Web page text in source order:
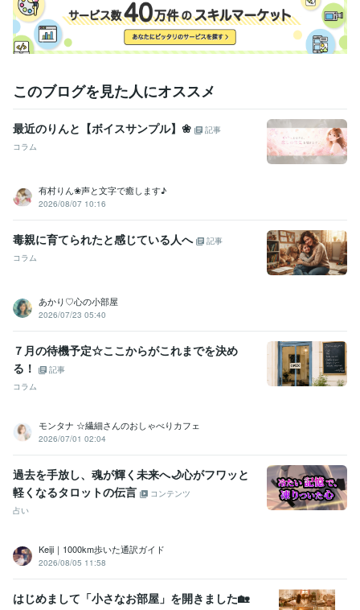
アロマテラピー一級 取得年 : 2006年
愛玩動物救命士 取得年 : 2006年
予防医学食養生士 取得年 : 2018年
占い オラクルカードリーディング
占い リーディング
このブログを見た人にオススメ
最近のりんと【ボイスサンプル】❀
記事
コラム
有村りん❀声と文字で癒します♪
2026/08/07 10:16
毒親に育てられたと感じている人へ
記事
コラム
あかり♡心の小部屋
2026/07/23 05:40
７月の待機予定☆ここからがこれまでを決め
る！
記事
コラム
モンタナ ☆繊細さんのおしゃべりカフェ
2026/07/01 02:04
過去を手放し、魂が輝く未来へ🌙心がフワッと
軽くなるタロットの伝言
コンテンツ
占い
Keiji｜1000km歩いた通訳ガイド
2026/08/05 11:58
はじめまして「小さなお部屋」を開きました🏡